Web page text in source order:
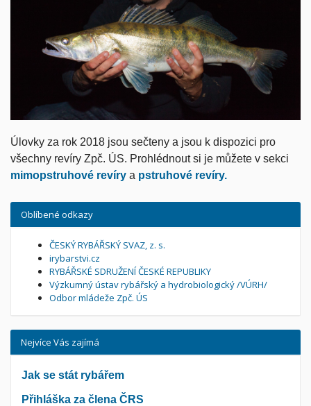
Úlovky za rok 2018 jsou sečteny a jsou k dispozici pro
všechny revíry Zpč. ÚS. Prohlédnout si je můžete v sekci
mimopstruhové revíry a pstruhové revíry.
Oblíbené odkazy
ČESKÝ RYBÁŘSKÝ SVAZ, z. s.
irybarstvi.cz
RYBÁŘSKÉ SDRUŽENÍ ČESKÉ REPUBLIKY
Výzkumný ústav rybářský a hydrobiologický /VÚRH/
Odbor mládeže Zpč. ÚS
Nejvíce Vás zajímá
Jak se stát rybářem
Přihláška za člena ČRS